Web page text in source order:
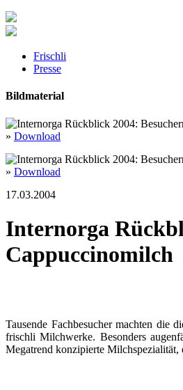
Frischli
Presse
Bildmaterial
» Download
» Download
17.03.2004
Internorga
Cappuccinomilch
Tausende Fachbesucher machten die
frischli Milchwerke. Besonders
Megatrend konzipierte